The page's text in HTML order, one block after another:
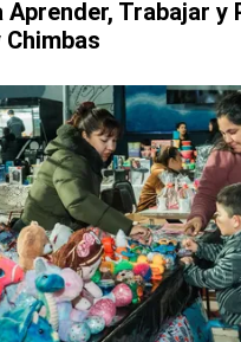
Aprender, Trabajar y
Chimbas